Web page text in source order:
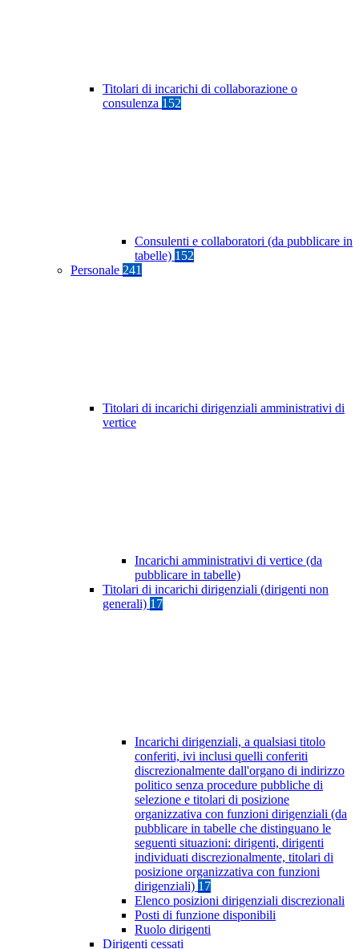
Titolari di incarichi di collaborazione o
consulenza 152
Consulenti e collaboratori (da pubblicare in
tabelle) 152
Personale 241
Titolari di incarichi dirigenziali amministrativi di
vertice
Incarichi amministrativi di vertice (da
pubblicare in tabelle)
Titolari di incarichi dirigenziali (dirigenti non
generali) 17
Incarichi dirigenziali, a qualsiasi titolo
conferiti, ivi inclusi quelli conferiti
discrezionalmente dall'organo di indirizzo
politico senza procedure pubbliche di
selezione e titolari di posizione
organizzativa con funzioni dirigenziali (da
pubblicare in tabelle che distinguano le
seguenti situazioni: dirigenti, dirigenti
individuati discrezionalmente, titolari di
posizione organizzativa con funzioni
dirigenziali) 17
Elenco posizioni dirigenziali discrezionali
Posti di funzione disponibili
Ruolo dirigenti
Dirigenti cessati